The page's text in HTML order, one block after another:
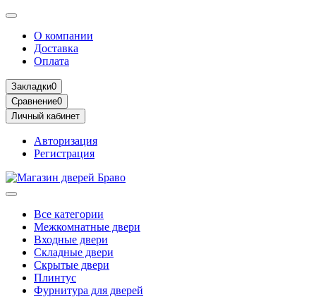
О компании
Доставка
Оплата
Закладки0
Сравнение0
Личный кабинет
Авторизация
Регистрация
Все категории
Межкомнатные двери
Входные двери
Складные двери
Скрытые двери
Плинтус
Фурнитура для дверей